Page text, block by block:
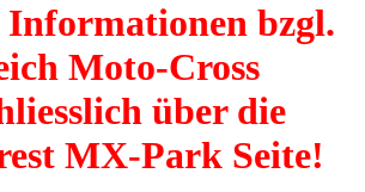
bzgl.
Moto-Cross
über die
MX-Park Seite!